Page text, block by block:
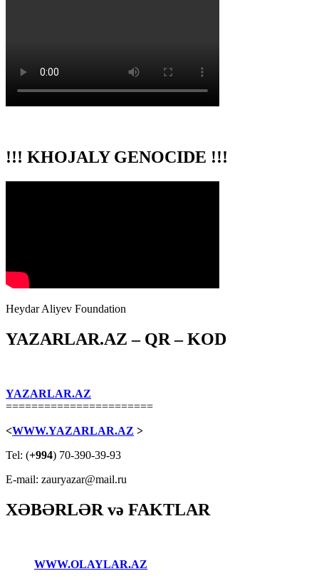
!!! KHOJALY GENOCIDE !!!
Heydar Aliyev Foundation
YAZARLAR.AZ – QR – KOD
YAZARLAR.AZ
=======================
<WWW.YAZARLAR.AZ >
Tel: (+994) 70-390-39-93
E-mail: zauryazar@mail.ru
XƏBƏRLƏR və FAKTLAR
WWW.OLAYLAR.AZ